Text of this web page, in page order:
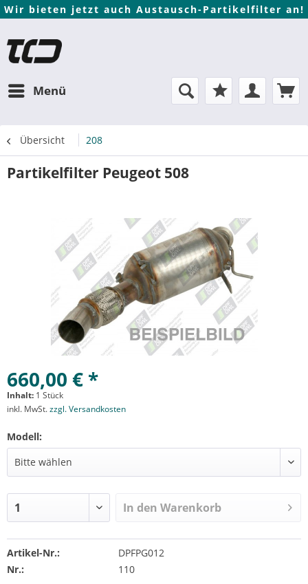
Wir bieten jetzt auch Austausch-Partikelfilter an!
Menü
Übersicht 208
Partikelfilter Peugeot 508
660,00 € *
Inhalt: 1 Stück
inkl. MwSt.zzgl. Versandkosten
Modell:
In den Warenkorb
Artikel-Nr.:
DPFPG012
Nr.:
110